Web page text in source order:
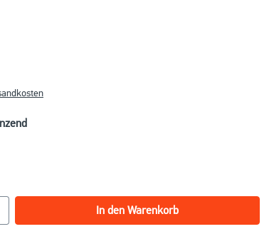
den gewünschten Wert ein oder
In den Warenkorb